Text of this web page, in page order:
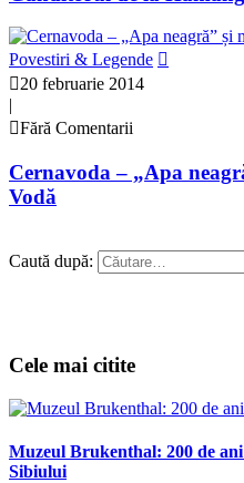
Povestiri & Legende
20 februarie 2014
|
Fără Comentarii
Cernavoda – „Apa
Vodă
Caută după:
Cele mai citite
Muzeul Brukenthal: 200 de
Sibiului